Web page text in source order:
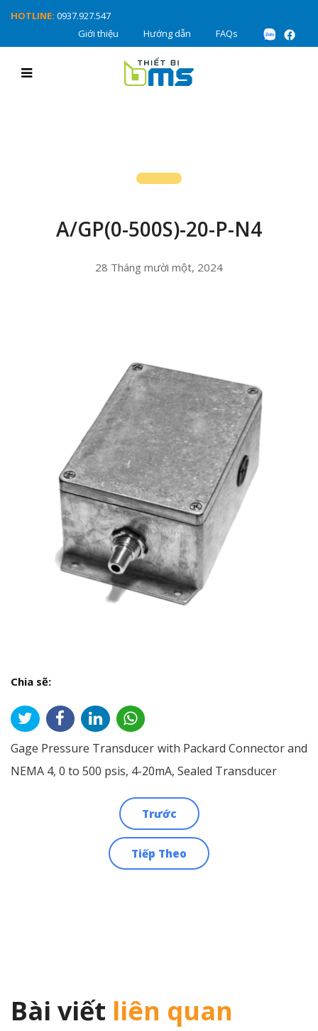
HOTLINE: 0937.927.547
Giới thiệu
Hướng dẫn FAQs
A/GP(0-500S)-20-P-N4
28 Tháng mười một, 2024
Chia sẽ:
Gage Pressure Transducer with Packard Connector and
NEMA 4, 0 to 500 psis, 4-20mA, Sealed Transducer
Trước
Tiếp Theo
Bài viết liên quan